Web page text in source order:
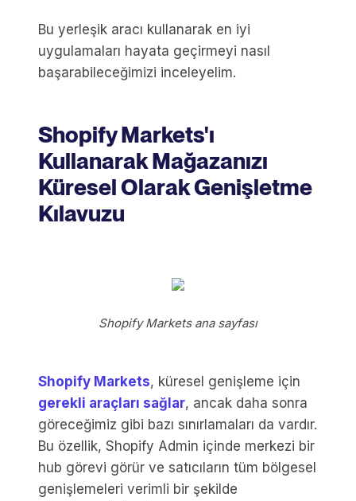
Bu yerleşik aracı kullanarak en iyi
uygulamaları hayata geçirmeyi nasıl
başarabileceğimizi inceleyelim.
Shopify Markets'ı
Kullanarak Mağazanızı
Küresel Olarak Genişletme
Kılavuzu
Shopify Markets ana sayfası
Shopify Markets, küresel genişleme için
gerekli araçları sağlar, ancak daha sonra
göreceğimiz gibi bazı sınırlamaları da vardır.
Bu özellik, Shopify Admin içinde merkezi bir
hub görevi görür ve satıcıların tüm bölgesel
genişlemeleri verimli bir şekilde